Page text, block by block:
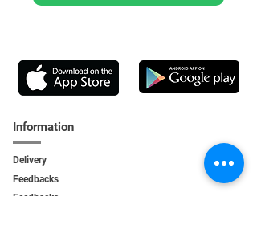
Information
Delivery
Feedbacks
Feedbacks